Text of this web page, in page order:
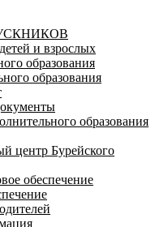
и взрослых
образования
образования
образования
центр Бурейского
обеспечение